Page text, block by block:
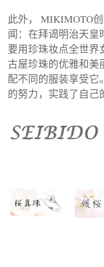
此外， MIKIMOTO
闻：在拜谒明治天皇
要用珍珠妆点全世界
古屋珍珠的优雅和美
配不同的服装享受它
的努力，实践了自己